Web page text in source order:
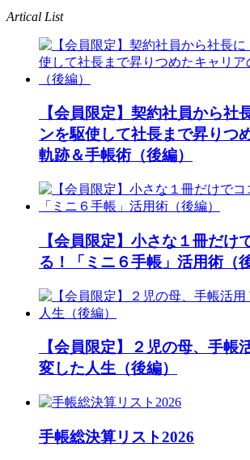
Artical List
【会員限定】契約社員から社
ンを駆使して社長まで昇りつ
軌跡＆手帳術（後編）
【会員限定】小さな１冊だけ
る！「ミニ６手帳」活用術（
【会員限定】２児の母、手帳
変した人生（後編）
手帳総決算リスト2026